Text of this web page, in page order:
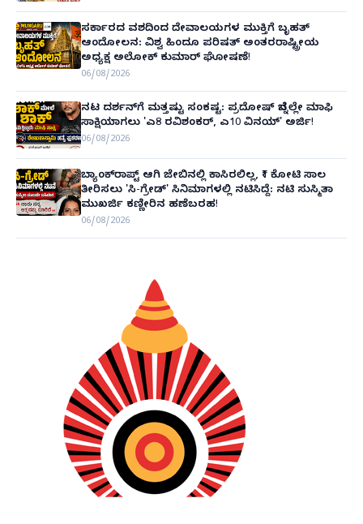
ಸರ್ಕಾರದ ವಶದಿಂದ ದೇವಾಲಯಗಳ ಮುಕ್ತಿಗೆ ಬೃಹತ್
ಆಂದೋಲನ: ವಿಶ್ವ ಹಿಂದೂ ಪರಿಷತ್ ಅಂತರರಾಷ್ಟ್ರೀಯ
ಅಧ್ಯಕ್ಷ ಅಲೋಕ್ ಕುಮಾರ್ ಘೋಷಣೆ!
06/08/2026
ನಟ ದರ್ಶನ್‌ಗೆ ಮತ್ತಷ್ಟು ಸಂಕಷ್ಟ: ಪ್ರದೋಷ್ ಬೆನ್ನಲ್ಲೇ ಮಾಫಿ
ಸಾಕ್ಷಿಯಾಗಲು 'ಎ8 ರವಿಶಂಕರ್, ಎ10 ವಿನಯ್' ಅರ್ಜಿ!
06/08/2026
ಬ್ಯಾಂಕ್‌ರಾಪ್ಟ್‌ ಆಗಿ ಜೇಬಿನಲ್ಲಿ ಕಾಸಿರಲಿಲ್ಲ, ₹1 ಕೋಟಿ ಸಾಲ
ತೀರಿಸಲು 'ಸಿ-ಗ್ರೇಡ್' ಸಿನಿಮಾಗಳಲ್ಲಿ ನಟಿಸಿದ್ದೆ: ನಟಿ ಸುಸ್ಮಿತಾ
ಮುಖರ್ಜಿ ಕಣ್ಣೀರಿನ ಹಣೆಬರಹ!
06/08/2026